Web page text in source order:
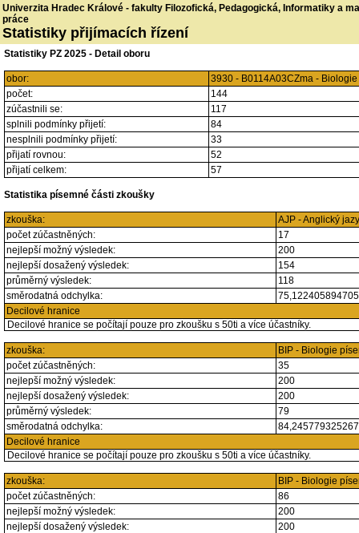
Univerzita Hradec Králové - fakulty Filozofická, Pedagogická, Informatiky a
práce
Statistiky přijímacích řízení
Statistiky PZ 2025 - Detail oboru
obor:
3930 - B0114A03CZma -
počet:
144
zúčastnili se:
117
splnili podmínky přijetí:
84
nesplnili podmínky přijetí:
33
přijatí rovnou:
52
přijatí celkem:
57
Statistika písemné části zkoušky
zkouška:
AJP - Anglický
počet zúčastněných:
17
nejlepší možný výsledek:
200
nejlepší dosažený výsledek:
154
průměrný výsledek:
118
směrodatná odchylka:
Decilové hranice
Decilové hranice se počítají pouze pro zkoušku s 50ti a více účastníky.
zkouška:
BIP - Biologie
počet zúčastněných:
35
nejlepší možný výsledek:
200
nejlepší dosažený výsledek:
200
průměrný výsledek:
79
směrodatná odchylka:
Decilové hranice
Decilové hranice se počítají pouze pro zkoušku s 50ti a více účastníky.
zkouška:
BIP - Biologie
počet zúčastněných:
86
nejlepší možný výsledek:
200
nejlepší dosažený výsledek:
200